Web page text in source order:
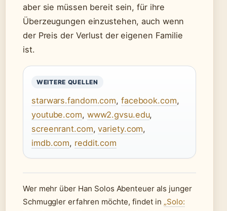
aber sie müssen bereit sein, für ihre
Überzeugungen einzustehen, auch wenn
der Preis der Verlust der eigenen Familie
ist.
WEITERE QUELLEN
starwars.fandom.com, facebook.com,
youtube.com, www2.gvsu.edu,
screenrant.com,variety.com,
imdb.com, reddit.com
Wer mehr über Han Solos Abenteuer als junger
Schmuggler erfahren möchte, findet in „Solo: